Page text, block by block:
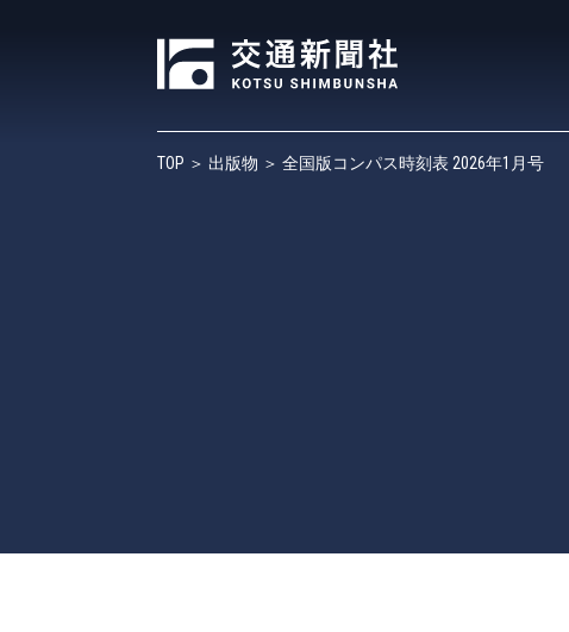
TOP ＞ 出版物 ＞ 全国版コンパス時刻表 2026年1月号